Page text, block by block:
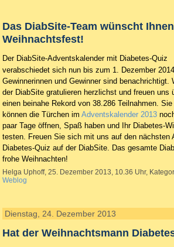
Das DiabSite-Team wünscht
Weihnachtsfest!
Der DiabSite-Adventskalender mit Diabetes-Quiz
verabschiedet sich nun bis zum 1. Dezember
Gewinnerinnen und Gewinner sind benachrichtigt.
der DiabSite gratulieren herzlichst und freuen uns
einen beinahe Rekord von 38.286 Teilnahmen. Sie
können die Türchen im Adventskalender 2013
paar Tage öffnen, Spaß haben und Ihr Diabetes-
testen. Freuen Sie sich mit uns auf den nächsten
Diabetes-Quiz auf der DiabSite. Das gesamte
frohe Weihnachten!
Helga Uphoff, 25. Dezember 2013, 10.36 Uhr,
Weblog
Dienstag, 24. Dezember 2013
Hat der Weihnachtsmann